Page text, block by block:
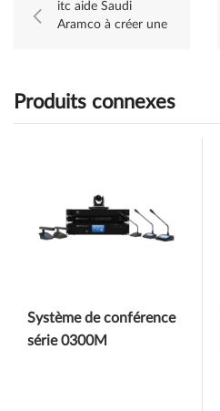
itc aide Saudi
Aramco à créer une
Produits connexes
Système de conférence
série 0300M